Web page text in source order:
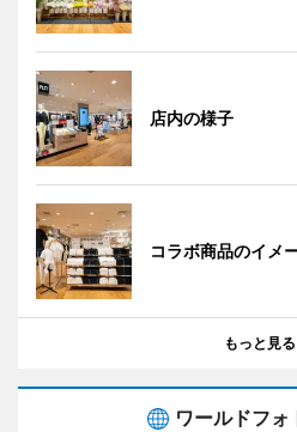
店内の様子
コラボ商品のイメ
もっと見る
ワールドフォ